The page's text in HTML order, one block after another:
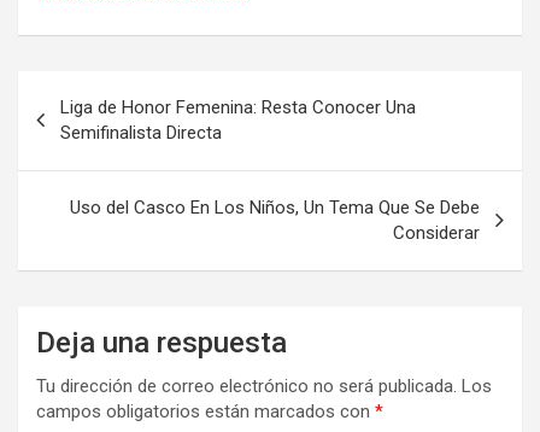
de
entradas
Liga de Honor Femenina: Resta Conocer Una
Semifinalista Directa
Uso del Casco En Los Niños, Un Tema Que Se Debe
Considerar
Deja una respuesta
Tu dirección de correo electrónico no será publicada. Los
campos obligatorios están marcados con *